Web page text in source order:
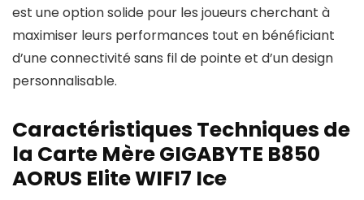
est une option solide pour les joueurs cherchant à
maximiser leurs performances tout en bénéficiant
d’une connectivité sans fil de pointe et d’un design
personnalisable.
Caractéristiques Techniques de
la Carte Mère GIGABYTE B850
AORUS Elite WIFI7 Ice